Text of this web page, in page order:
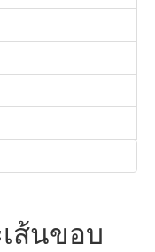
ส้นขอบ